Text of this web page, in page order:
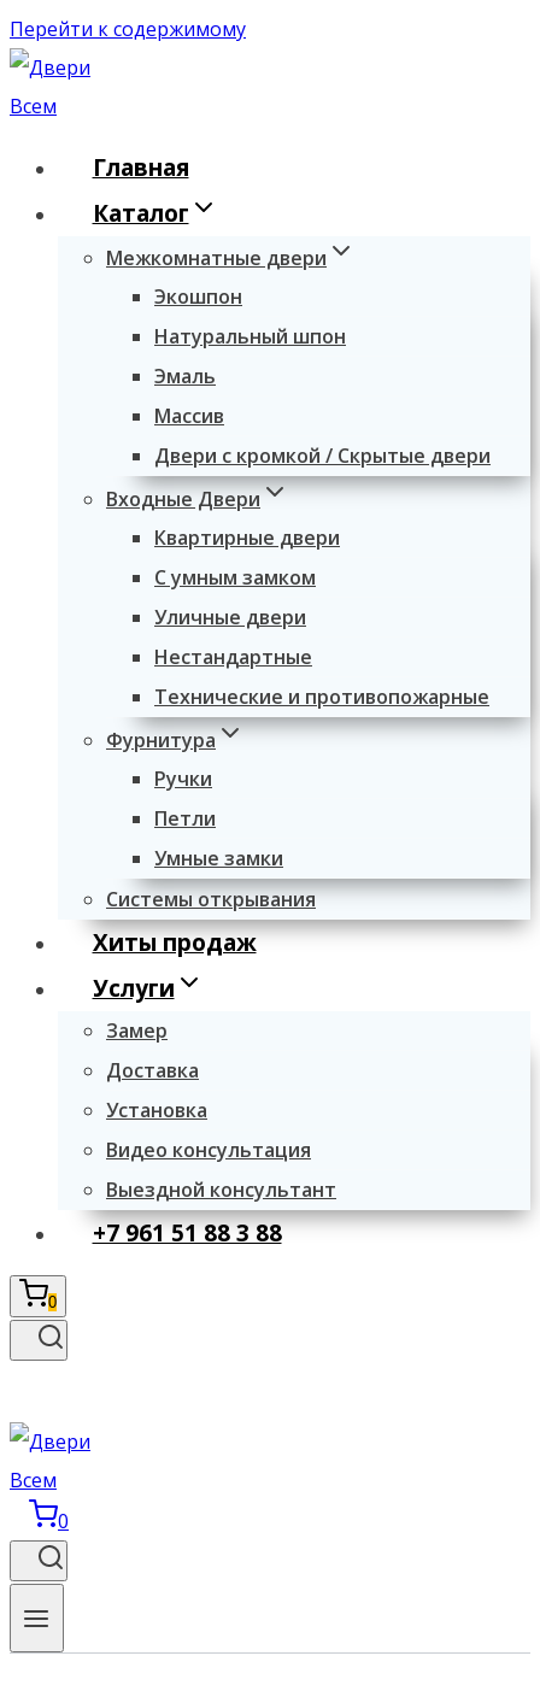
Перейти к содержимому
Главная
Каталог
Межкомнатные двери
Экошпон
Натуральный шпон
Эмаль
Массив
Двери с кромкой / Скрытые двери
Входные Двери
Квартирные двери
С умным замком
Уличные двери
Нестандартные
Технические и противопожарные
Фурнитура
Ручки
Петли
Умные замки
Системы открывания
Хиты продаж
Услуги
Замер
Доставка
Установка
Видео консультация
Выездной консультант
+7 961 51 88 3 88
0
0